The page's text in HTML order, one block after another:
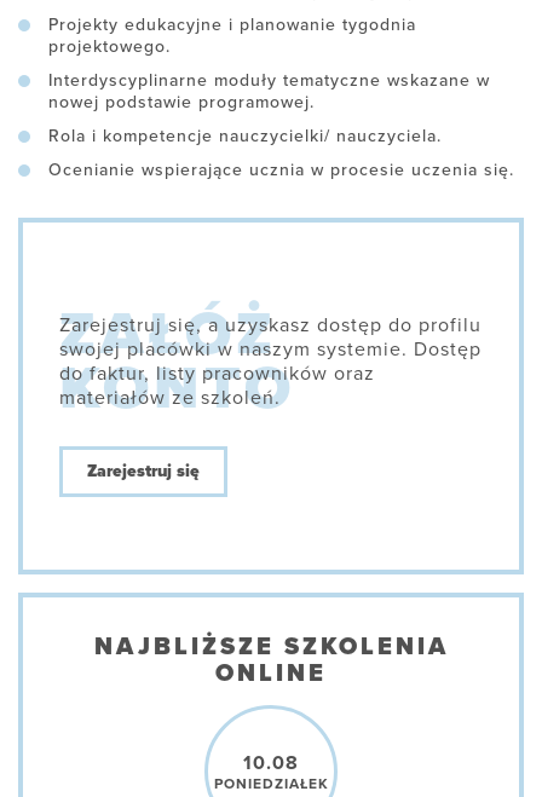
Projekty edukacyjne i planowanie tygodnia
projektowego.
Interdyscyplinarne moduły tematyczne wskazane w
nowej podstawie programowej.
Rola i kompetencje nauczycielki/ nauczyciela.
Ocenianie wspierające ucznia w procesie uczenia się.
Zarejestruj się, a uzyskasz dostęp do profilu
swojej placówki w naszym systemie. Dostęp
do faktur, listy pracowników oraz
materiałów ze szkoleń.
Zarejestruj się
NAJBLIŻSZE SZKOLENIA
ONLINE
10.08
PONIEDZIAŁEK